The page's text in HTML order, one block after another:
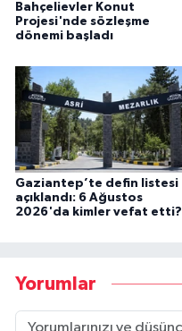
Bahçelievler Konut
Projesi'nde sözleşme
dönemi başladı
Gaziantep’te defin listesi
açıklandı: 6 Ağustos
2026'da kimler vefat etti?
Yorumlar